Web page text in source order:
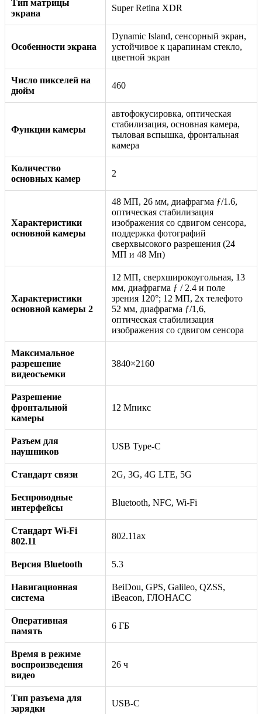
Тип матрицы
экрана
Super Retina XDR
Особенности экрана
Dynamic Island, сенсорный экран,
устойчивое к царапинам стекло,
цветной экран
Число пикселей на
дюйм
460
Функции камеры
автофокусировка, оптическая
стабилизация, основная камера,
тыловая вспышка, фронтальная
камера
Количество
основных камер
2
Характеристики
основной камеры
48 МП, 26 мм, диафрагма ƒ/1.6,
оптическая стабилизация
изображения со сдвигом сенсора,
поддержка фотографий
сверхвысокого разрешения (24
МП и 48 Мп)
Характеристики
основной камеры 2
12 МП, сверхширокоугольная, 13
мм, диафрагма ƒ / 2.4 и поле
зрения 120°; 12 МП, 2x телефото
52 мм, диафрагма ƒ/1,6,
оптическая стабилизация
изображения со сдвигом сенсора
Максимальное
разрешение
видеосъемки
3840×2160
Разрешение
фронтальной
камеры
12 Мпикс
Разъем для
наушников
USB Type-C
Стандарт связи 2G, 3G, 4G LTE, 5G
Беспроводные
интерфейсы
Bluetooth, NFC, Wi-Fi
Стандарт Wi-Fi
802.11
802.11ax
Версия Bluetooth 5.3
Навигационная
система
BeiDou, GPS, Galileo, QZSS,
iBeacon, ГЛОНАСС
Оперативная
память
6 ГБ
Время в режиме
воспроизведения
видео
26 ч
Тип разъема для
зарядки
USB-C